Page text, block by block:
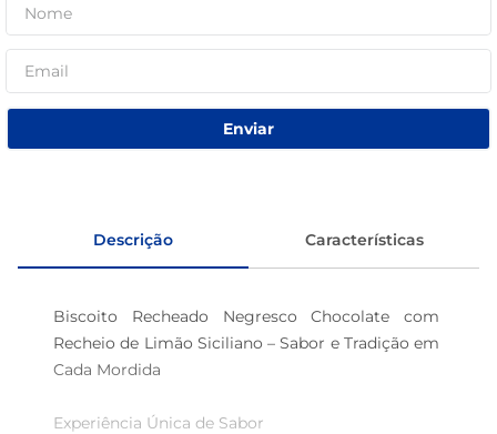
Enviar
Descrição Características
Biscoito Recheado Negresco Chocolate com
Recheio de Limão Siciliano – Sabor e Tradição em
Cada Mordida
Experiência Única de Sabor